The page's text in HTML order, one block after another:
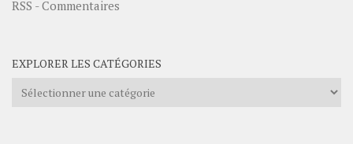
RSS - Commentaires
EXPLORER LES CATÉGORIES
Explorer